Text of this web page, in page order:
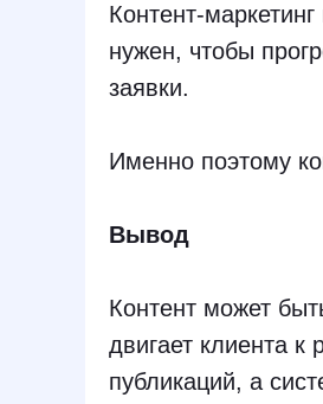
Контент-
нужен, чтобы
заявки.
Именно поэтому
Вывод
Контент может
двигает клиента
публикаций, а